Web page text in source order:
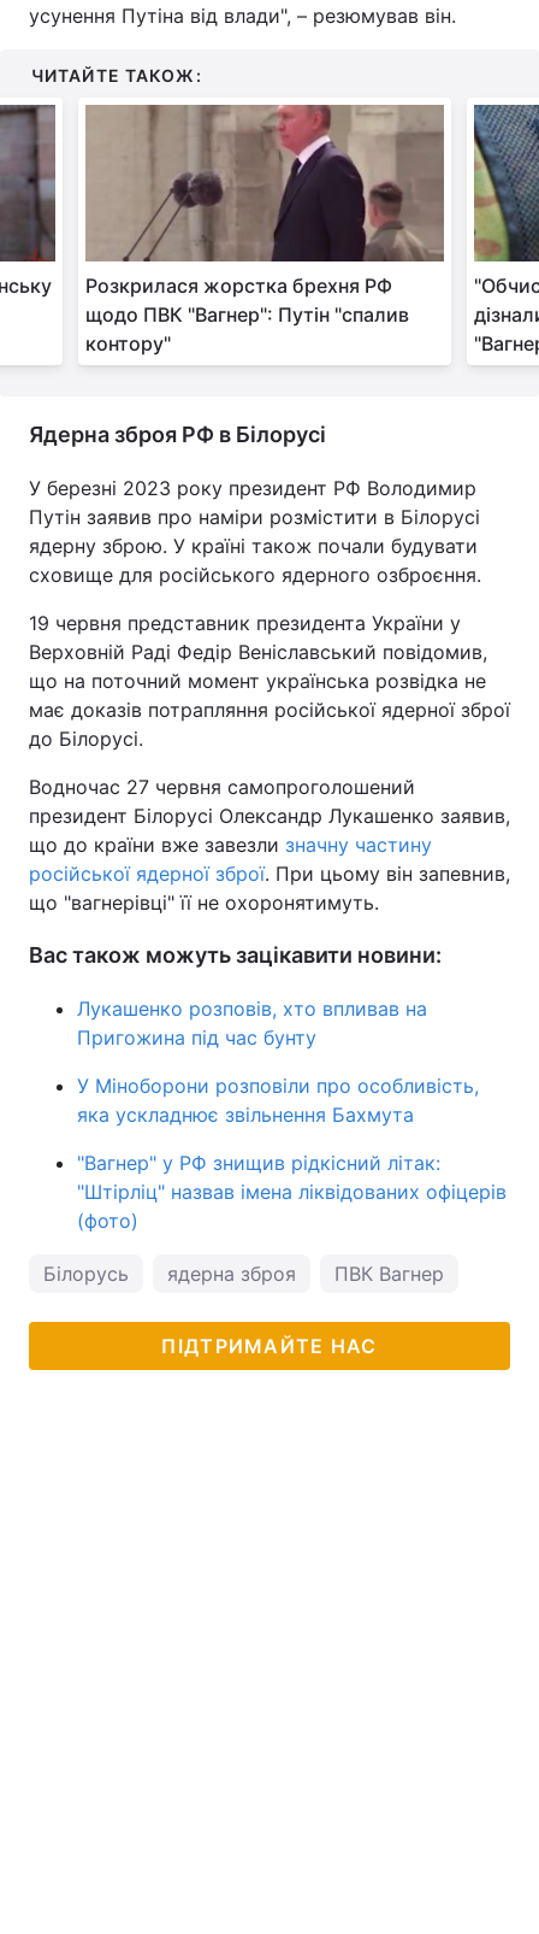
усунення Путіна від влади", – резюмував він.
ЧИТАЙТЕ ТАКОЖ:
Розкрилася жорстка брехня РФ
щодо ПВК "Вагнер": Путін "спалив
контору"
Ядерна зброя РФ в Білорусі
У березні 2023 року президент РФ Володимир
Путін заявив про наміри розмістити в Білорусі
ядерну зброю. У країні також почали будувати
сховище для російського ядерного озброєння.
19 червня представник президента України у
Верховній Раді Федір Веніславський повідомив,
що на поточний момент українська розвідка не
має доказів потрапляння російської ядерної зброї
до Білорусі.
Водночас 27 червня самопроголошений
президент Білорусі Олександр Лукашенко заявив,
що до країни вже завезли значну частину
російської ядерної зброї. При цьому він запевнив,
що "вагнерівці" її не охоронятимуть.
Вас також можуть зацікавити новини:
Лукашенко розповів, хто впливав на
Пригожина під час бунту
У Міноборони розповіли про особливість,
яка ускладнює звільнення Бахмута
"Вагнер" у РФ знищив рідкісний літак:
"Штірліц" назвав імена ліквідованих офіцерів
(фото)
Білорусь ядерна зброя ПВК Вагнер
ПІДТРИМАЙТЕ НАС